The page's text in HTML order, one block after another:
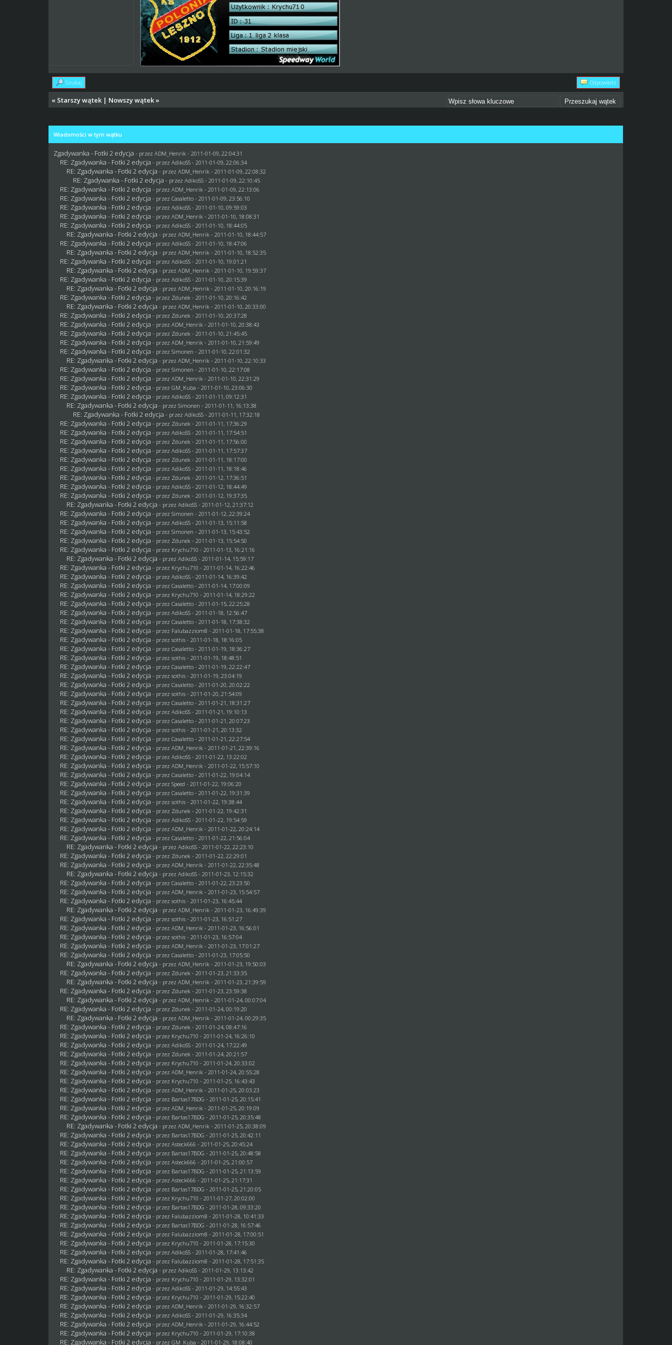
Szukaj Odpowiedz
« Starszy wątek | Nowszy wątek »
Wiadomości w tym wątku
Zgadywanka - Fotki 2 edycja - przezADM_Henrik - 2011-01-09, 22:04:31
RE: Zgadywanka - Fotki 2 edycja - przez AdikoSS - 2011-01-09, 22:06:34
RE: Zgadywanka - Fotki 2 edycja - przezADM_Henrik - 2011-01-09, 22:08:32
RE: Zgadywanka - Fotki 2 edycja - przez AdikoSS - 2011-01-09, 22:10:45
RE: Zgadywanka - Fotki 2 edycja - przezADM_Henrik - 2011-01-09, 22:13:06
RE: Zgadywanka - Fotki 2 edycja - przezCasaletto - 2011-01-09, 23:56:10
RE: Zgadywanka - Fotki 2 edycja - przez AdikoSS - 2011-01-10, 09:59:03
RE: Zgadywanka - Fotki 2 edycja - przezADM_Henrik - 2011-01-10, 18:08:31
RE: Zgadywanka - Fotki 2 edycja - przez AdikoSS - 2011-01-10, 18:44:05
RE: Zgadywanka - Fotki 2 edycja - przezADM_Henrik - 2011-01-10, 18:44:57
RE: Zgadywanka - Fotki 2 edycja - przez AdikoSS - 2011-01-10, 18:47:06
RE: Zgadywanka - Fotki 2 edycja - przezADM_Henrik - 2011-01-10, 18:52:35
RE: Zgadywanka - Fotki 2 edycja - przez AdikoSS - 2011-01-10, 19:01:21
RE: Zgadywanka - Fotki 2 edycja - przezADM_Henrik - 2011-01-10, 19:59:37
RE: Zgadywanka - Fotki 2 edycja - przez AdikoSS - 2011-01-10, 20:15:39
RE: Zgadywanka - Fotki 2 edycja - przezADM_Henrik - 2011-01-10, 20:16:19
RE: Zgadywanka - Fotki 2 edycja - przez Zdunek - 2011-01-10, 20:16:42
RE: Zgadywanka - Fotki 2 edycja - przezADM_Henrik - 2011-01-10, 20:33:00
RE: Zgadywanka - Fotki 2 edycja - przez Zdunek - 2011-01-10, 20:37:28
RE: Zgadywanka - Fotki 2 edycja - przezADM_Henrik - 2011-01-10, 20:38:43
RE: Zgadywanka - Fotki 2 edycja - przez Zdunek - 2011-01-10, 21:45:45
RE: Zgadywanka - Fotki 2 edycja - przezADM_Henrik - 2011-01-10, 21:59:49
RE: Zgadywanka - Fotki 2 edycja - przezSimonen - 2011-01-10, 22:01:32
RE: Zgadywanka - Fotki 2 edycja - przezADM_Henrik - 2011-01-10, 22:10:33
RE: Zgadywanka - Fotki 2 edycja - przezSimonen - 2011-01-10, 22:17:08
RE: Zgadywanka - Fotki 2 edycja - przezADM_Henrik - 2011-01-10, 22:31:29
RE: Zgadywanka - Fotki 2 edycja - przezGM_Kuba - 2011-01-10, 23:06:30
RE: Zgadywanka - Fotki 2 edycja - przez AdikoSS - 2011-01-11, 09:12:31
RE: Zgadywanka - Fotki 2 edycja - przezSimonen - 2011-01-11, 16:13:38
RE: Zgadywanka - Fotki 2 edycja - przez AdikoSS - 2011-01-11, 17:32:18
RE: Zgadywanka - Fotki 2 edycja - przez Zdunek - 2011-01-11, 17:36:29
RE: Zgadywanka - Fotki 2 edycja - przez AdikoSS - 2011-01-11, 17:54:51
RE: Zgadywanka - Fotki 2 edycja - przez Zdunek - 2011-01-11, 17:56:00
RE: Zgadywanka - Fotki 2 edycja - przez AdikoSS - 2011-01-11, 17:57:37
RE: Zgadywanka - Fotki 2 edycja - przez Zdunek - 2011-01-11, 18:17:00
RE: Zgadywanka - Fotki 2 edycja - przez AdikoSS - 2011-01-11, 18:18:46
RE: Zgadywanka - Fotki 2 edycja - przez Zdunek - 2011-01-12, 17:36:51
RE: Zgadywanka - Fotki 2 edycja - przez AdikoSS - 2011-01-12, 18:44:49
RE: Zgadywanka - Fotki 2 edycja - przez Zdunek - 2011-01-12, 19:37:35
RE: Zgadywanka - Fotki 2 edycja - przez AdikoSS - 2011-01-12, 21:37:12
RE: Zgadywanka - Fotki 2 edycja - przezSimonen - 2011-01-12, 22:39:24
RE: Zgadywanka - Fotki 2 edycja - przez AdikoSS - 2011-01-13, 15:11:58
RE: Zgadywanka - Fotki 2 edycja - przezSimonen - 2011-01-13, 15:43:52
RE: Zgadywanka - Fotki 2 edycja - przez Zdunek - 2011-01-13, 15:54:50
RE: Zgadywanka - Fotki 2 edycja - przez Krychu710 - 2011-01-13, 16:21:16
RE: Zgadywanka - Fotki 2 edycja - przez AdikoSS - 2011-01-14, 15:59:17
RE: Zgadywanka - Fotki 2 edycja - przez Krychu710 - 2011-01-14, 16:22:46
RE: Zgadywanka - Fotki 2 edycja - przez AdikoSS - 2011-01-14, 16:39:42
RE: Zgadywanka - Fotki 2 edycja - przezCasaletto - 2011-01-14, 17:00:09
RE: Zgadywanka - Fotki 2 edycja - przez Krychu710 - 2011-01-14, 18:29:22
RE: Zgadywanka - Fotki 2 edycja - przezCasaletto - 2011-01-15, 22:25:28
RE: Zgadywanka - Fotki 2 edycja - przez AdikoSS - 2011-01-18, 12:56:47
RE: Zgadywanka - Fotki 2 edycja - przezCasaletto - 2011-01-18, 17:38:32
RE: Zgadywanka - Fotki 2 edycja - przez Falubazziom8 - 2011-01-18, 17:55:38
RE: Zgadywanka - Fotki 2 edycja - przezsothis - 2011-01-18, 18:16:05
RE: Zgadywanka - Fotki 2 edycja - przezCasaletto - 2011-01-19, 18:36:27
RE: Zgadywanka - Fotki 2 edycja - przezsothis - 2011-01-19, 18:48:51
RE: Zgadywanka - Fotki 2 edycja - przezCasaletto - 2011-01-19, 22:22:47
RE: Zgadywanka - Fotki 2 edycja - przezsothis - 2011-01-19, 23:04:19
RE: Zgadywanka - Fotki 2 edycja - przezCasaletto - 2011-01-20, 20:02:22
RE: Zgadywanka - Fotki 2 edycja - przezsothis - 2011-01-20, 21:54:09
RE: Zgadywanka - Fotki 2 edycja - przezCasaletto - 2011-01-21, 18:31:27
RE: Zgadywanka - Fotki 2 edycja - przez AdikoSS - 2011-01-21, 19:10:13
RE: Zgadywanka - Fotki 2 edycja - przezCasaletto - 2011-01-21, 20:07:23
RE: Zgadywanka - Fotki 2 edycja - przezsothis - 2011-01-21, 20:13:32
RE: Zgadywanka - Fotki 2 edycja - przezCasaletto - 2011-01-21, 22:27:54
RE: Zgadywanka - Fotki 2 edycja - przezADM_Henrik - 2011-01-21, 22:39:16
RE: Zgadywanka - Fotki 2 edycja - przez AdikoSS - 2011-01-22, 13:22:02
RE: Zgadywanka - Fotki 2 edycja - przezADM_Henrik - 2011-01-22, 15:57:10
RE: Zgadywanka - Fotki 2 edycja - przezCasaletto - 2011-01-22, 19:04:14
RE: Zgadywanka - Fotki 2 edycja - przezSpeed - 2011-01-22, 19:06:20
RE: Zgadywanka - Fotki 2 edycja - przezCasaletto - 2011-01-22, 19:31:39
RE: Zgadywanka - Fotki 2 edycja - przezsothis - 2011-01-22, 19:38:44
RE: Zgadywanka - Fotki 2 edycja - przez Zdunek - 2011-01-22, 19:42:31
RE: Zgadywanka - Fotki 2 edycja - przez AdikoSS - 2011-01-22, 19:54:59
RE: Zgadywanka - Fotki 2 edycja - przezADM_Henrik - 2011-01-22, 20:24:14
RE: Zgadywanka - Fotki 2 edycja - przezCasaletto - 2011-01-22, 21:56:04
RE: Zgadywanka - Fotki 2 edycja - przez AdikoSS - 2011-01-22, 22:23:10
RE: Zgadywanka - Fotki 2 edycja - przez Zdunek - 2011-01-22, 22:29:01
RE: Zgadywanka - Fotki 2 edycja - przezADM_Henrik - 2011-01-22, 22:35:48
RE: Zgadywanka - Fotki 2 edycja - przez AdikoSS - 2011-01-23, 12:15:32
RE: Zgadywanka - Fotki 2 edycja - przezCasaletto - 2011-01-22, 23:23:50
RE: Zgadywanka - Fotki 2 edycja - przezADM_Henrik - 2011-01-23, 15:54:57
RE: Zgadywanka - Fotki 2 edycja - przezsothis - 2011-01-23, 16:45:44
RE: Zgadywanka - Fotki 2 edycja - przezADM_Henrik - 2011-01-23, 16:49:39
RE: Zgadywanka - Fotki 2 edycja - przezsothis - 2011-01-23, 16:51:27
RE: Zgadywanka - Fotki 2 edycja - przezADM_Henrik - 2011-01-23, 16:56:01
RE: Zgadywanka - Fotki 2 edycja - przezsothis - 2011-01-23, 16:57:04
RE: Zgadywanka - Fotki 2 edycja - przezADM_Henrik - 2011-01-23, 17:01:27
RE: Zgadywanka - Fotki 2 edycja - przezCasaletto - 2011-01-23, 17:05:50
RE: Zgadywanka - Fotki 2 edycja - przezADM_Henrik - 2011-01-23, 19:50:03
RE: Zgadywanka - Fotki 2 edycja - przez Zdunek - 2011-01-23, 21:33:35
RE: Zgadywanka - Fotki 2 edycja - przezADM_Henrik - 2011-01-23, 21:39:59
RE: Zgadywanka - Fotki 2 edycja - przez Zdunek - 2011-01-23, 23:59:38
RE: Zgadywanka - Fotki 2 edycja - przezADM_Henrik - 2011-01-24, 00:07:04
RE: Zgadywanka - Fotki 2 edycja - przez Zdunek - 2011-01-24, 00:19:20
RE: Zgadywanka - Fotki 2 edycja - przezADM_Henrik - 2011-01-24, 00:29:35
RE: Zgadywanka - Fotki 2 edycja - przez Zdunek - 2011-01-24, 08:47:16
RE: Zgadywanka - Fotki 2 edycja - przez Krychu710 - 2011-01-24, 16:26:10
RE: Zgadywanka - Fotki 2 edycja - przez AdikoSS - 2011-01-24, 17:22:49
RE: Zgadywanka - Fotki 2 edycja - przez Zdunek - 2011-01-24, 20:21:57
RE: Zgadywanka - Fotki 2 edycja - przez Krychu710 - 2011-01-24, 20:33:02
RE: Zgadywanka - Fotki 2 edycja - przezADM_Henrik - 2011-01-24, 20:55:28
RE: Zgadywanka - Fotki 2 edycja - przez Krychu710 - 2011-01-25, 16:43:43
RE: Zgadywanka - Fotki 2 edycja - przezADM_Henrik - 2011-01-25, 20:03:23
RE: Zgadywanka - Fotki 2 edycja - przez Bartas17BDG - 2011-01-25, 20:15:41
RE: Zgadywanka - Fotki 2 edycja - przezADM_Henrik - 2011-01-25, 20:19:09
RE: Zgadywanka - Fotki 2 edycja - przez Bartas17BDG - 2011-01-25, 20:35:48
RE: Zgadywanka - Fotki 2 edycja - przezADM_Henrik - 2011-01-25, 20:38:09
RE: Zgadywanka - Fotki 2 edycja - przez Bartas17BDG - 2011-01-25, 20:42:11
RE: Zgadywanka - Fotki 2 edycja - przez Asteck666 - 2011-01-25, 20:45:24
RE: Zgadywanka - Fotki 2 edycja - przez Bartas17BDG - 2011-01-25, 20:48:58
RE: Zgadywanka - Fotki 2 edycja - przez Asteck666 - 2011-01-25, 21:00:57
RE: Zgadywanka - Fotki 2 edycja - przez Bartas17BDG - 2011-01-25, 21:13:59
RE: Zgadywanka - Fotki 2 edycja - przez Asteck666 - 2011-01-25, 21:17:31
RE: Zgadywanka - Fotki 2 edycja - przez Bartas17BDG - 2011-01-25, 21:20:05
RE: Zgadywanka - Fotki 2 edycja - przez Krychu710 - 2011-01-27, 20:02:00
RE: Zgadywanka - Fotki 2 edycja - przez Bartas17BDG - 2011-01-28, 09:33:20
RE: Zgadywanka - Fotki 2 edycja - przez Falubazziom8 - 2011-01-28, 10:41:33
RE: Zgadywanka - Fotki 2 edycja - przez Bartas17BDG - 2011-01-28, 16:57:46
RE: Zgadywanka - Fotki 2 edycja - przez Falubazziom8 - 2011-01-28, 17:00:51
RE: Zgadywanka - Fotki 2 edycja - przez Krychu710 - 2011-01-28, 17:15:30
RE: Zgadywanka - Fotki 2 edycja - przez AdikoSS - 2011-01-28, 17:41:46
RE: Zgadywanka - Fotki 2 edycja - przez Falubazziom8 - 2011-01-28, 17:51:35
RE: Zgadywanka - Fotki 2 edycja - przez AdikoSS - 2011-01-29, 13:13:42
RE: Zgadywanka - Fotki 2 edycja - przez Krychu710 - 2011-01-29, 13:32:01
RE: Zgadywanka - Fotki 2 edycja - przez AdikoSS - 2011-01-29, 14:55:43
RE: Zgadywanka - Fotki 2 edycja - przez Krychu710 - 2011-01-29, 15:22:40
RE: Zgadywanka - Fotki 2 edycja - przezADM_Henrik - 2011-01-29, 16:32:57
RE: Zgadywanka - Fotki 2 edycja - przez AdikoSS - 2011-01-29, 16:35:34
RE: Zgadywanka - Fotki 2 edycja - przezADM_Henrik - 2011-01-29, 16:44:52
RE: Zgadywanka - Fotki 2 edycja - przez Krychu710 - 2011-01-29, 17:10:38
RE: Zgadywanka - Fotki 2 edycja - przezGM_Kuba - 2011-01-29, 18:08:40